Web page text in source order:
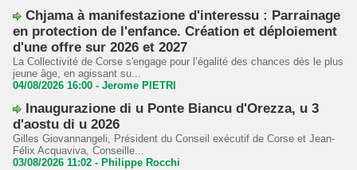
Chjama à manifestazione d'interessu : Parrainage
en protection de l'enfance. Création et déploiement
d'une offre sur 2026 et 2027
La Collectivité de Corse s'engage pour l’égalité des chances dès le plus
jeune âge, en agissant su...
04/08/2026 16:00 - Jerome PIETRI
Inaugurazione di u Ponte Biancu d'Orezza, u 3
d'aostu di u 2026
Gilles Giovannangeli, Président du Conseil exécutif de Corse et Jean-
Félix Acquaviva, Conseille...
03/08/2026 11:02 - Philippe Rocchi